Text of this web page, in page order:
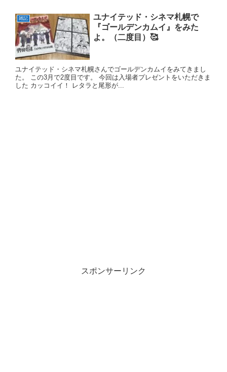
雑記
ユナイテッド・シネマ札幌で
『ゴールデンカムイ』をみた
よ。（二度目）🥰
ユナイテッド・シネマ札幌さんでゴールデンカムイをみてきまし
た。 この3月で2度目です。 今回は入場者プレゼントをいただきま
した カッコイイ！ レタラと尾形が...
スポンサーリンク